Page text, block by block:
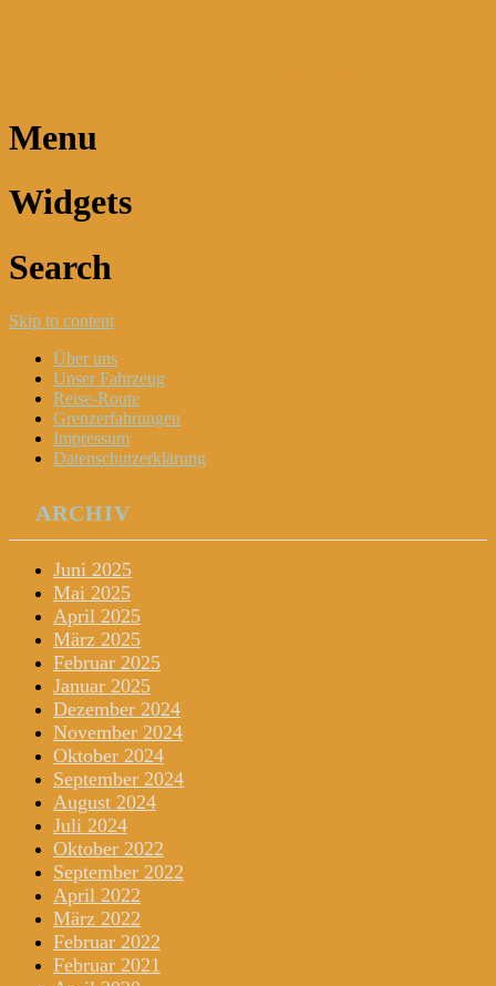
Menu
Widgets
Search
Skip to content
Über uns
Unser Fahrzeug
Reise-Route
Grenzerfahrungen
Impressum
Datenschutzerklärung
ARCHIV
Juni 2025
Mai 2025
April 2025
März 2025
Februar 2025
Januar 2025
Dezember 2024
November 2024
Oktober 2024
September 2024
August 2024
Juli 2024
Oktober 2022
September 2022
April 2022
März 2022
Februar 2022
Februar 2021